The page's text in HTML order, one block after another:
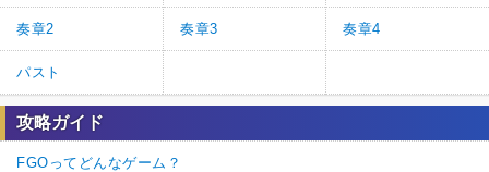
奏章2 奏章3 奏章4
パスト
攻略ガイド
FGOってどんなゲーム？